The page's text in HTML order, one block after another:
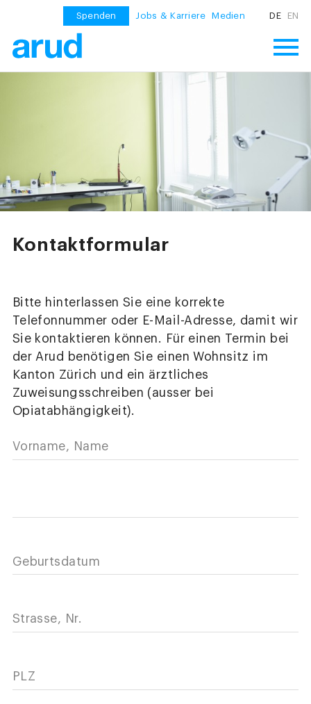
Spenden Jobs & Karriere Medien DE EN
Kontaktformular
Bitte hinterlassen Sie eine korrekte
Telefonnummer oder E-Mail-Adresse, damit wir
Sie kontaktieren können. Für einen Termin bei
der Arud benötigen Sie einen Wohnsitz im
Kanton Zürich und ein ärztliches
Zuweisungsschreiben (ausser bei
Opiatabhängigkeit).
Vorname, Name
Geburtsdatum
Strasse, Nr.
PLZ